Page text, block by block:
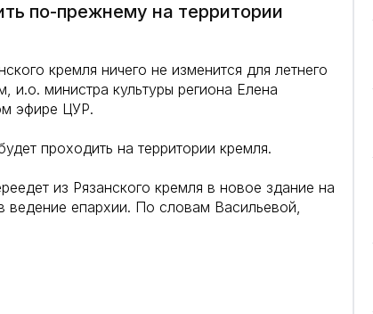
по-прежнему на территории
кремля ничего не изменится для летнего
и.о. министра культуры региона Елена
эфире ЦУР.
проходить на территории кремля.
из Рязанского кремля в новое здание на
ведение епархии. По словам Васильевой,